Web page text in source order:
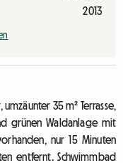
2013
35 m² Terrasse,
grünen Waldanlage mit
nur 15 Minuten
entfernt. Schwimmbad